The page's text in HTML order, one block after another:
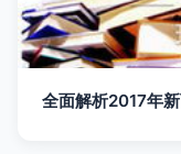
全面解析2017年